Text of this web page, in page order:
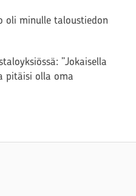
oli minulle taloustiedon
”Jokaisella
pitäisi olla oma